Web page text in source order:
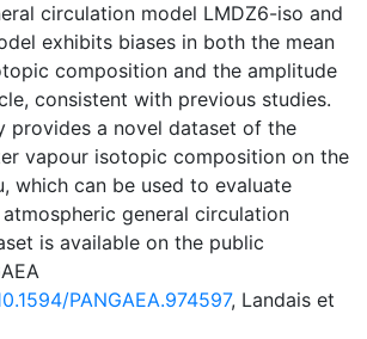
circulation model LMDZ6-iso and
exhibits biases in both the mean
composition and the amplitude
consistent with previous studies.
provides a novel dataset of the
vapour isotopic composition on the
which can be used to evaluate
general circulation
is available on the public
PANGAEA.974597, Landais et